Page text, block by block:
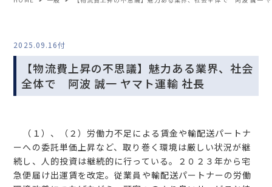
2025.09.16付
【物流費上昇の不思議】魅力ある業界、社会
全体で 阿波 誠一 ヤマト運輸 社長
（１）、（２）労働力不足による賃金や輸配送パートナ
ーへの委託単価上昇など、取り巻く環境は厳しい状況が継
続し、人的投資は継続的に行っている。２０２３年から宅
急便届け出運賃を改定。従業員や輸配送パートナーの労働